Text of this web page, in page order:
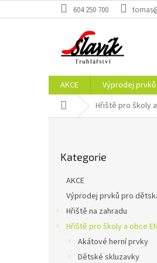
na
604 250 700
AKCE Výprodej
Domů Hřiště pro školy
kategorie
Kategorie
AKCE
Výprodej prvků pro
Hřiště na zahradu
Hřiště pro školy a obce
Akátové herní prvky
Dětské skluzavky